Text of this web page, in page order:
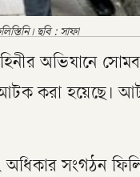
ছবি : সাফা
অভিযানে
আটক করা হয়েছে।
অধিকার সংগঠন